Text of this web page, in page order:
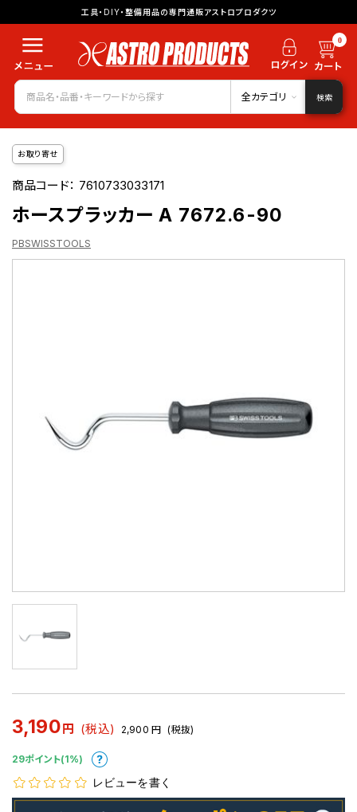
工具・DIY・整備用品の専門通販アストロプロダクツ
0
全カテゴリ 検索
お取り寄せ
商品コード： 7610733033171
ホースプラッカー A 7672.6-90
PBSWISSTOOLS
3,190 円 (税込) 2,900 円 (税抜)
29ポイント(1%)
レビューを書く